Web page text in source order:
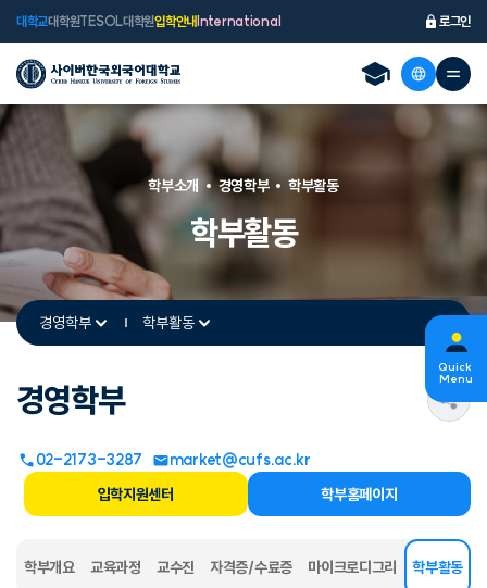
대학교대학원TESOL대학원입학안내 International 로그인
학부활동
학부소개 경영학부 학부활동
경영학부 학부활동
경영학부
02-2173-3287
market@cufs.ac.kr
입학지원센터
학부홈페이지
학부개요 교육과정 교수진 자격증/수료증 마이크로디그리 학부활동
선택됨
Quick
Menu